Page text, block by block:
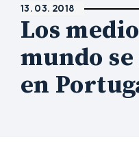
13. 03. 2018
Los
mundo
en